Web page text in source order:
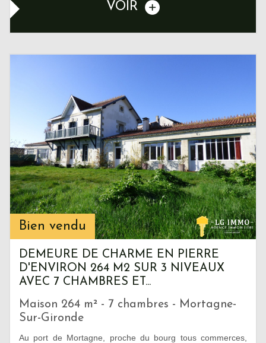
VOIR
Bien vendu
DEMEURE DE CHARME EN PIERRE
D'ENVIRON 264 M2 SUR 3 NIVEAUX
AVEC 7 CHAMBRES ET...
Maison 264 m² - 7 chambres - Mortagne-
Sur-Gironde
Au port de Mortagne, proche du bourg tous commerces,